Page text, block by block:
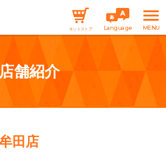
ネットストア Language
舗紹介
田店